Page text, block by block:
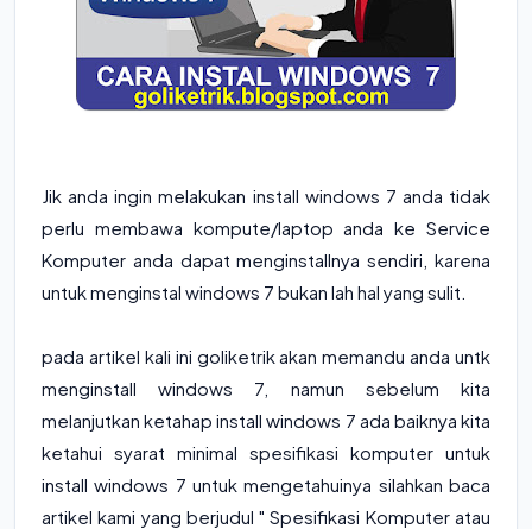
Jik anda ingin melakukan install windows 7 anda tidak
perlu membawa kompute/laptop anda ke Service
Komputer anda dapat menginstallnya sendiri, karena
untuk menginstal windows 7 bukan lah hal yang sulit.
pada artikel kali ini goliketrik akan memandu anda untk
menginstall windows 7, namun sebelum kita
melanjutkan ketahap install windows 7 ada baiknya kita
ketahui syarat minimal spesifikasi komputer untuk
install windows 7 untuk mengetahuinya silahkan baca
artikel kami yang berjudul "Spesifikasi Komputer atau